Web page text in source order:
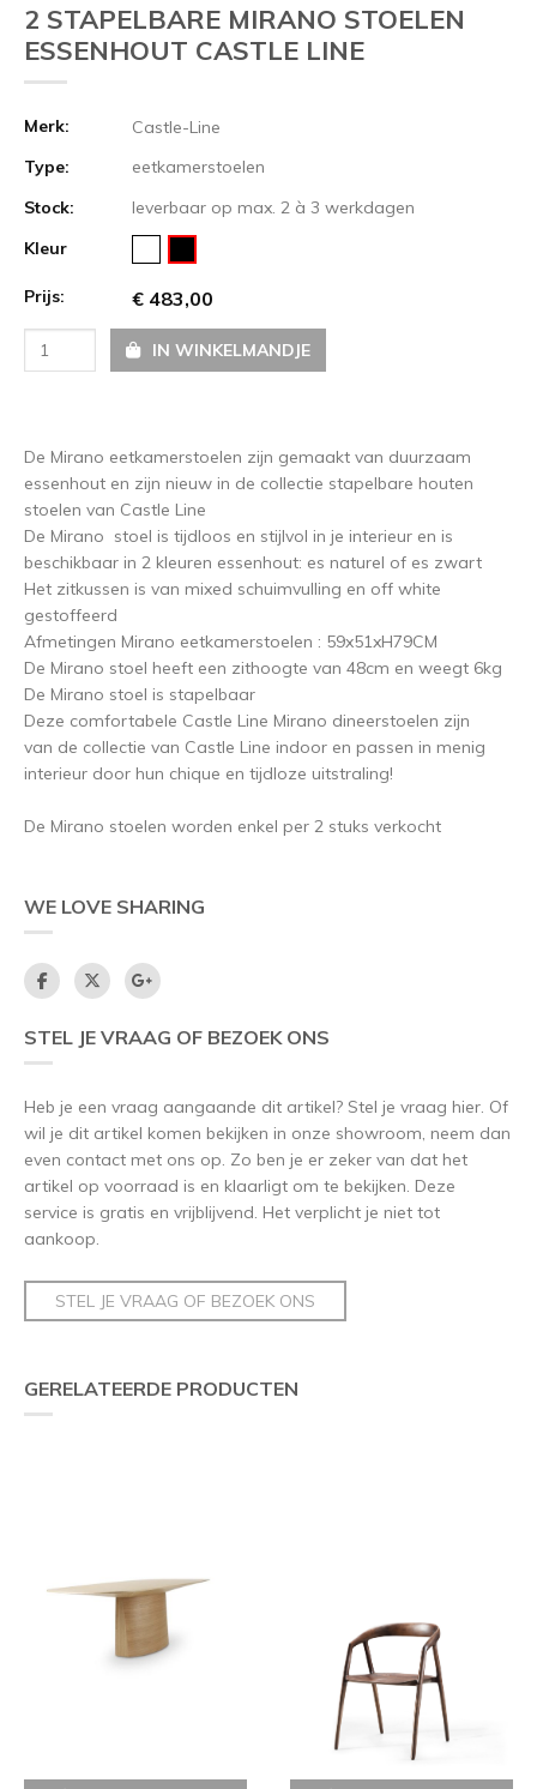
2 STAPELBARE MIRANO STOELEN
ESSENHOUT CASTLE LINE
Merk:
Castle-Line
Type:
eetkamerstoelen
Stock:
leverbaar op max. 2 à 3 werkdagen
Kleur
Prijs: € 483,00
IN WINKELMANDJE
De Mirano eetkamerstoelen zijn gemaakt van duurzaam
essenhout en zijn nieuw in de collectie stapelbare houten
stoelen van Castle Line
De Mirano stoel is tijdloos en stijlvol in je interieur en is
beschikbaar in 2 kleuren essenhout: es naturel of es zwart
Het zitkussen is van mixed schuimvulling en off white
gestoffeerd
Afmetingen Mirano eetkamerstoelen : 59x51xH79CM
De Mirano stoel heeft een zithoogte van 48cm en weegt 6kg
De Mirano stoel is stapelbaar
Deze comfortabele Castle Line Mirano dineerstoelen zijn
van de collectie van Castle Line indoor en passen in menig
interieur door hun chique en tijdloze uitstraling!
De Mirano stoelen worden enkel per 2 stuks verkocht
WE LOVE SHARING
STEL JE VRAAG OF BEZOEK ONS
Heb je een vraag aangaande dit artikel? Stel je vraag hier. Of
wil je dit artikel komen bekijken in onze showroom, neem dan
even contact met ons op. Zo ben je er zeker van dat het
artikel op voorraad is en klaarligt om te bekijken. Deze
service is gratis en vrijblijvend. Het verplicht je niet tot
aankoop.
STEL JE VRAAG OF BEZOEK ONS
GERELATEERDE PRODUCTEN